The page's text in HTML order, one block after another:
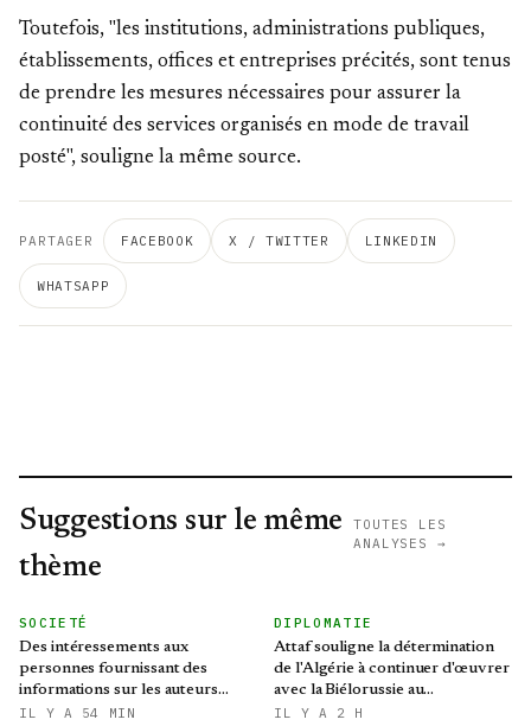
Toutefois, "les institutions, administrations publiques,
établissements, offices et entreprises précités, sont tenus
de prendre les mesures nécessaires pour assurer la
continuité des services organisés en mode de travail
posté", souligne la même source.
PARTAGER FACEBOOK X / TWITTER LINKEDIN
WHATSAPP
Suggestions sur le même
thème
TOUTES LES
ANALYSES →
SOCIETÉ
Des intéressements aux
personnes fournissant des
informations sur les auteurs
d’infractions liées aux stupéfiants
IL Y A 54 MIN
DIPLOMATIE
Attaf souligne la détermination
de l'Algérie à continuer d'œuvrer
avec la Biélorussie au
renforcement des relations
IL Y A 2 H